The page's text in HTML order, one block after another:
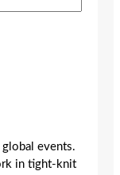
events.
in tight-knit